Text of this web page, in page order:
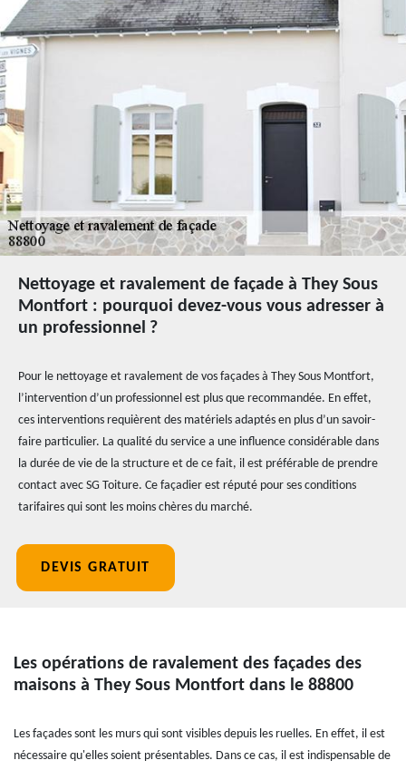
Nettoyage et ravalement de façade à They Sous
Montfort : pourquoi devez-vous vous adresser à
un professionnel ?
Pour le nettoyage et ravalement de vos façades à They Sous Montfort,
l’intervention d’un professionnel est plus que recommandée. En effet,
ces interventions requièrent des matériels adaptés en plus d’un savoir-
faire particulier. La qualité du service a une influence considérable dans
la durée de vie de la structure et de ce fait, il est préférable de prendre
contact avec SG Toiture. Ce façadier est réputé pour ses conditions
tarifaires qui sont les moins chères du marché.
DEVIS GRATUIT
Les opérations de ravalement des façades des
maisons à They Sous Montfort dans le 88800
Les façades sont les murs qui sont visibles depuis les ruelles. En effet, il est
nécessaire qu'elles soient présentables. Dans ce cas, il est indispensable de